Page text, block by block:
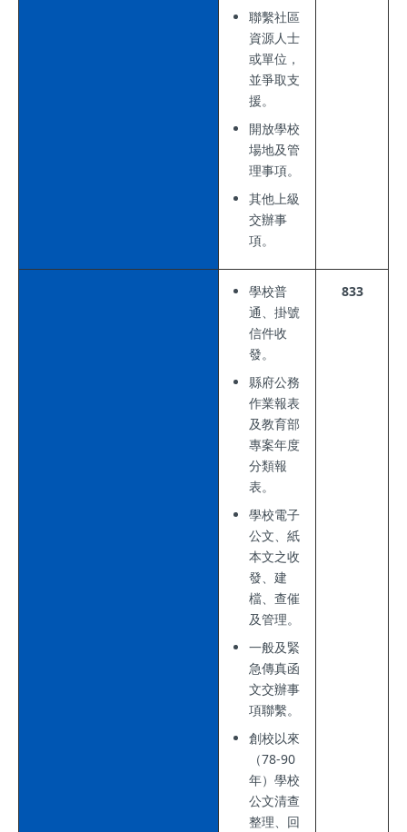
聯繫社區
資源人士
或單位，
並爭取支
援。
開放學校
場地及管
理事項。
其他上級
交辦事
項。
學校普
通、掛號
信件收
發。
縣府公務
作業報表
及教育部
專案年度
分類報
表。
學校電子
公文、紙
本文之收
發、建
檔、查催
及管理。
一般及緊
急傳真函
文交辦事
項聯繫。
創校以來
（78-90
年）學校
公文清查
整理、回
833